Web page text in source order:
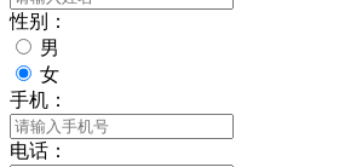
性别：
男
女
手机：
电话：